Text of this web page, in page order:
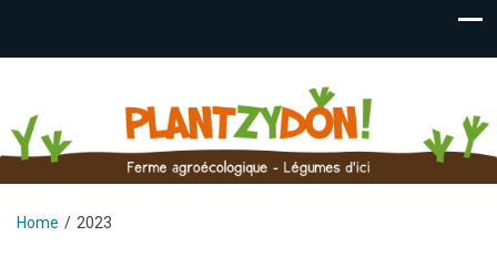
Ferme agroécologique – Légumes Fraises Plants –
Pontcharra
Home 2023